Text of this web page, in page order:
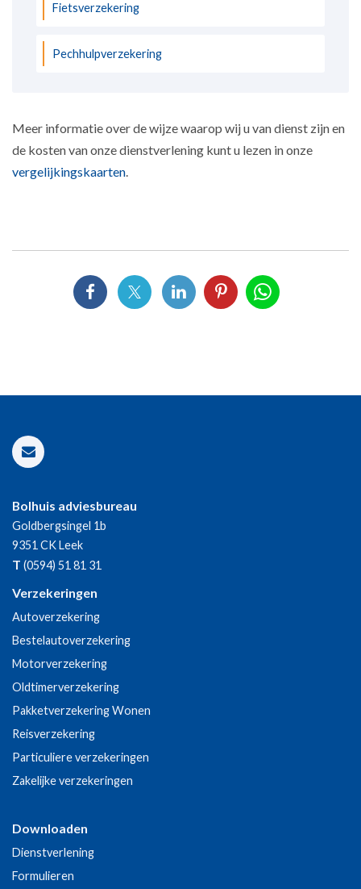
Fietsverzekering
Pechhulpverzekering
Meer informatie over de wijze waarop wij u van dienst zijn en
de kosten van onze dienstverlening kunt u lezen in onze
vergelijkingskaarten.
Bolhuis adviesbureau
Goldbergsingel 1b
9351 CKLeek
T (0594) 51 81 31
Verzekeringen
Autoverzekering
Bestelautoverzekering
Motorverzekering
Oldtimerverzekering
Pakketverzekering Wonen
Reisverzekering
Particuliere verzekeringen
Zakelijke verzekeringen
Downloaden
Dienstverlening
Formulieren